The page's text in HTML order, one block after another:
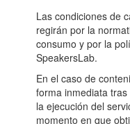
Las condiciones de
regirán por la
consumo y por la
SpeakersLab.
En el caso de
forma inmediata
la ejecución del
momento en que